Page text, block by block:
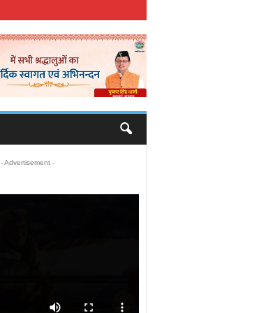
- Advertisement -